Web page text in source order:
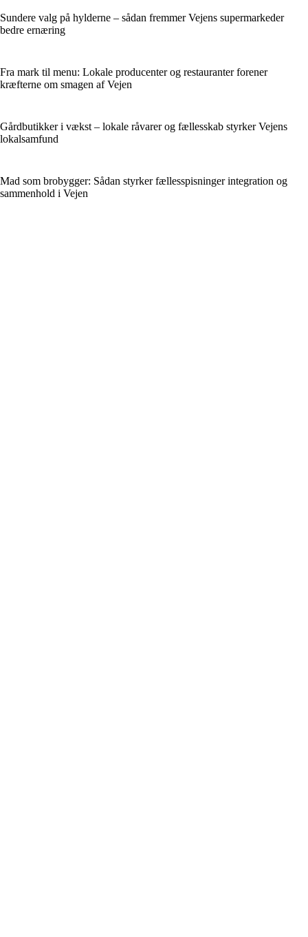
Sundere valg på hylderne – sådan fremmer Vejens supermarkeder
bedre ernæring
Fra mark til menu: Lokale producenter og restauranter forener
kræfterne om smagen af Vejen
Gårdbutikker i vækst – lokale råvarer og fællesskab styrker Vejens
lokalsamfund
Mad som brobygger: Sådan styrker fællesspisninger integration og
sammenhold i Vejen